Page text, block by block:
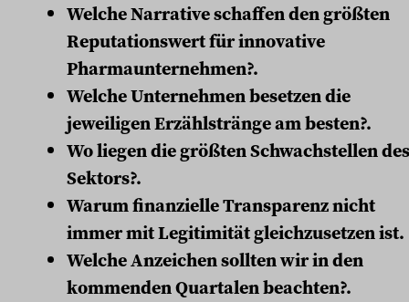
Welche Narrative schaffen den größten
Reputationswert für innovative
Pharmaunternehmen?.
Welche Unternehmen besetzen die
jeweiligen Erzählstränge am besten?.
Wo liegen die größten Schwachstellen des
Sektors?.
Warum finanzielle Transparenz nicht
immer mit Legitimität gleichzusetzen ist.
Welche Anzeichen sollten wir in den
kommenden Quartalen beachten?.